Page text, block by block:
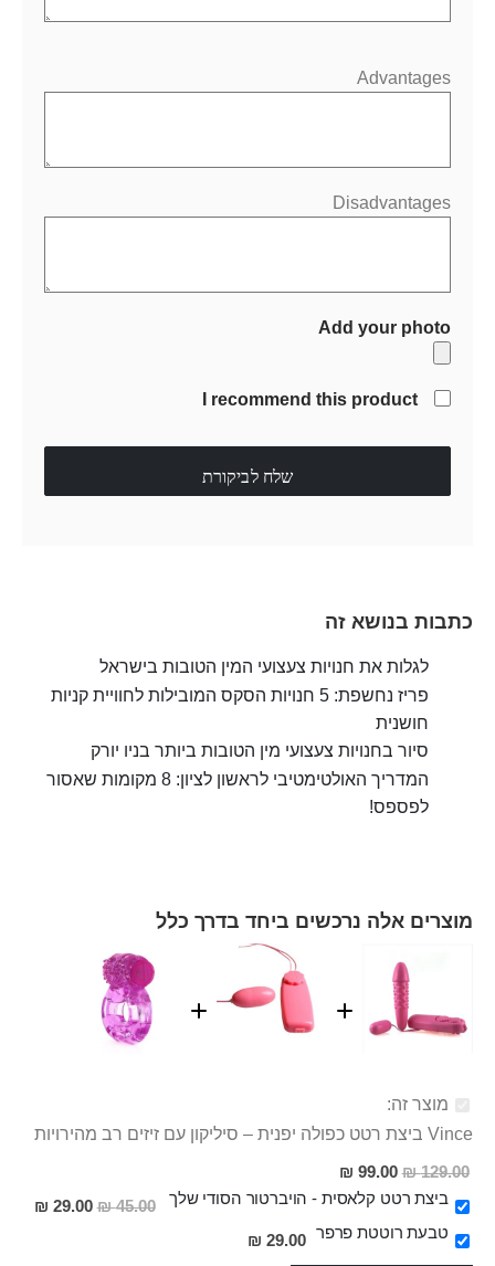
Advantages
Disadvantages
Add your photo
I recommend this product
שלח לביקורת
כתבות בנושא זה
לגלות את חנויות צעצועי המין הטובות בישראל
פריז נחשפת: 5 חנויות הסקס המובילות לחוויית קניות
חושנית
סיור בחנויות צעצועי מין הטובות ביותר בניו יורק
המדריך האולטימטיבי לראשון לציון: 8 מקומות שאסור
לפספס!
מוצרים אלה נרכשים ביחד בדרך כלל
מוצר זה:
Vince ביצת רטט כפולה יפנית – סיליקון עם זיזים רב מהירויות
129.00 ₪
מחיר
מבצע
99.00 ₪
ביצת רטט קלאסית - הויברטור הסודי שלך
45.00 ₪
מחיר
29.00 ₪
טבעת רוטטת פרפר 29.00 ₪